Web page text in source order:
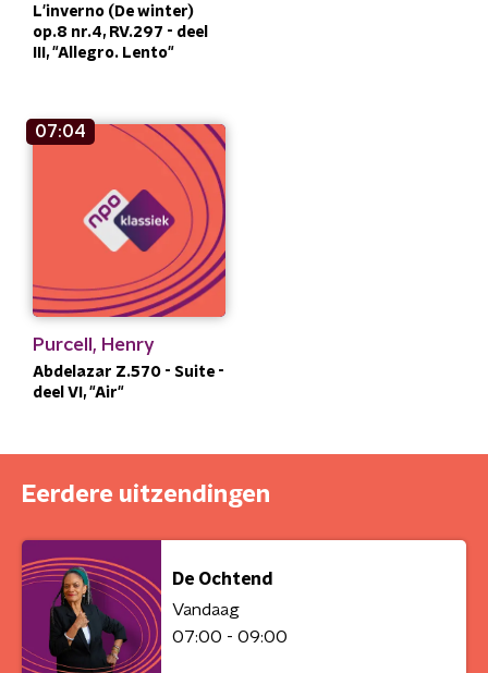
L'inverno (De winter)
op.8 nr.4, RV.297 - deel
III, "Allegro. Lento"
07:04
Purcell, Henry
Abdelazar Z.570 - Suite -
deel VI, "Air"
Eerdere uitzendingen
De Ochtend
Vandaag
07:00 - 09:00